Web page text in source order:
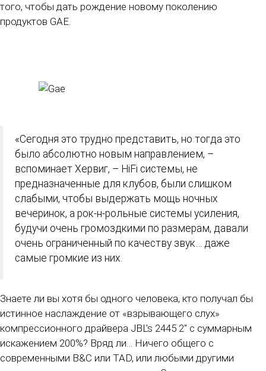
того, чтобы дать рождение новому поколению
продуктов GAE.
«Сегодня это трудно представить, но тогда это
было абсолютно новым направлением, –
вспоминает Хервиг, – HiFi системы, не
предназначенные для клубов, были слишком
слабыми, чтобы выдержать мощь ночных
вечеринок, а рок-н-рольные системы усиления,
будучи очень громоздкими по размерам, давали
очень ограниченный по качеству звук… даже
самые громкие из них.
Знаете ли вы хотя бы одного человека, кто получал бы
истинное наслаждение от «взрывающего слух»
компрессионного драйвера JBL's 2445 2" с суммарным
искажением 200%? Вряд ли… Ничего общего с
современными B&C или TAD, или любыми другими